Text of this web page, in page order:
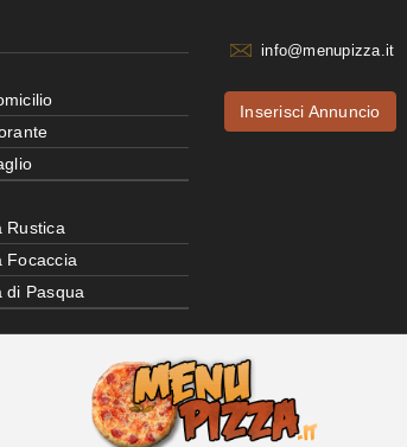
Rustica
Focaccia
di Pasqua
info@menupizza.it
Inserisci Annuncio